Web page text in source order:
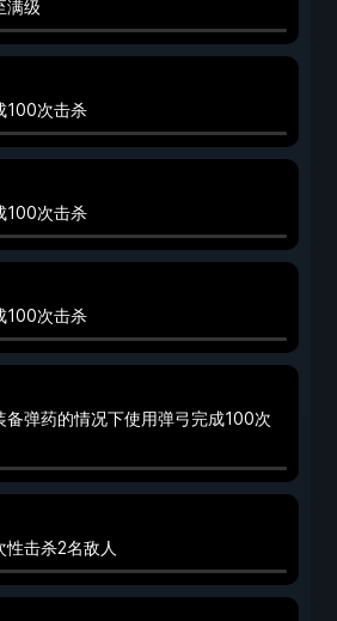
满级
100次击杀
100次击杀
100次击杀
备弹药的情况下使用弹弓完成100次
性击杀2名敌人